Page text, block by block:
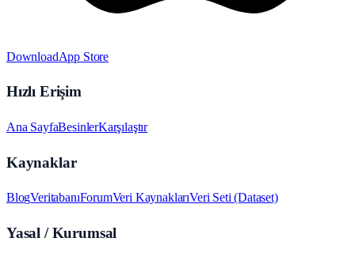
DownloadApp Store
Hızlı Erişim
Ana SayfaBesinlerKarşılaştır
Kaynaklar
BlogVeritabanıForumVeri KaynaklarıVeri Seti (Dataset)
Yasal / Kurumsal